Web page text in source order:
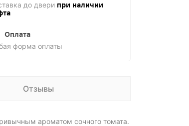
до двери при наличии
Оплата
форма оплаты
Отзывы
ароматом сочного томата.